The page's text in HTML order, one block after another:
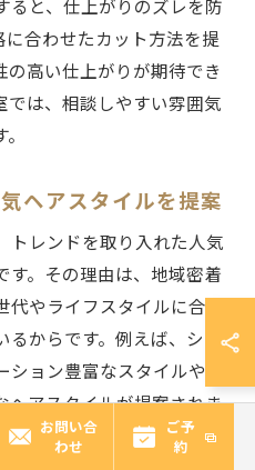
ると、仕上がりのズレを防
に合わせたカット方法を提
の高い仕上がりが期待でき
では、相談しやすい雰囲気
ヘアスタイルを提案
トレンドを取り入れた人気
す。その理由は、地域密着
やライフスタイルに合わ
るからです。例えば、ショ
ョン豊富なスタイルや、
ヘアスタイルが提案されま
カウンセリングを重視して
お問い合
わせ
ご予
約